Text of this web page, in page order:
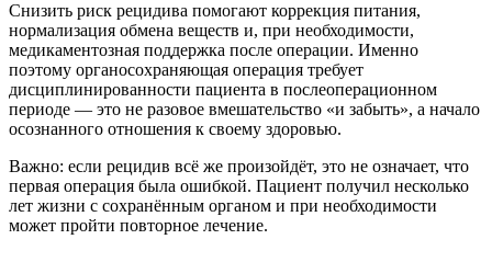
Снизить риск рецидива помогают коррекция питания,
нормализация обмена веществ и, при необходимости,
медикаментозная поддержка после операции. Именно
поэтому органосохраняющая операция требует
дисциплинированности пациента в послеоперационном
периоде — это не разовое вмешательство «и забыть», а начало
осознанного отношения к своему здоровью.
Важно: если рецидив всё же произойдёт, это не означает, что
первая операция была ошибкой. Пациент получил несколько
лет жизни с сохранённым органом и при необходимости
может пройти повторное лечение.